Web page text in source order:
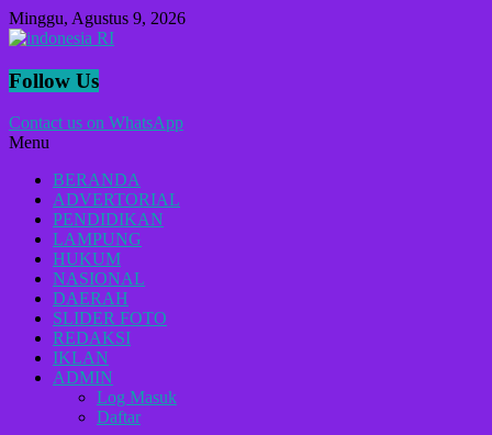
Lompat
ke
Minggu, Agustus 9, 2026
indonesia
Lugas
Menyikap
Berita,Terpercaya
Dan
Tegas
Follow Us
Contact us on WhatsApp
Menu
BERANDA
ADVERTORIAL
PENDIDIKAN
LAMPUNG
HUKUM
NASIONAL
DAERAH
SLIDER FOTO
REDAKSI
IKLAN
ADMIN
Log Masuk
Daftar